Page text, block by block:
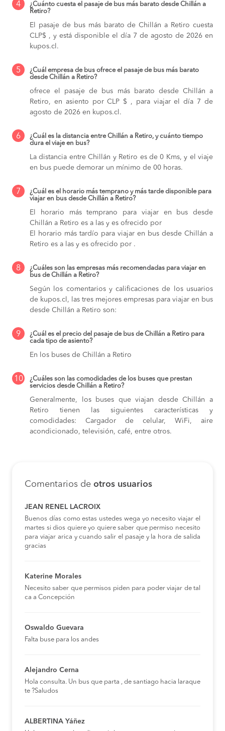
4
¿Cuánto cuesta el pasaje de bus más barato desde Chillán a
Retiro?
El pasaje de bus más barato de Chillán a Retiro cuesta
CLP$ , y está disponible el día 7 de agosto de 2026 en
kupos.cl.
5
¿Cuál empresa de bus ofrece el pasaje de bus más barato
desde Chillán a Retiro?
ofrece el pasaje de bus más barato desde Chillán a
Retiro, en asiento por CLP $ , para viajar el día 7 de
agosto de 2026 en kupos.cl.
6
¿Cuál es la distancia entre Chillán a Retiro, y cuánto tiempo
dura el viaje en bus?
La distancia entre Chillán y Retiro es de 0 Kms, y el viaje
en bus puede demorar un mínimo de 00 horas.
7
¿Cuál es el horario más temprano y más tarde disponible para
viajar en bus desde Chillán a Retiro?
El horario más temprano para viajar en bus desde
Chillán a Retiro es a las y es ofrecido por
El horario más tardío para viajar en bus desde Chillán a
Retiro es a las y es ofrecido por .
8
¿Cuáles son las empresas más recomendadas para viajar en
bus de Chillán a Retiro?
Según los comentarios y calificaciones de los usuarios
de kupos.cl, las tres mejores empresas para viajar en bus
desde Chillán a Retiro son:
9
¿Cuál es el precio del pasaje de bus de Chillán a Retiro para
cada tipo de asiento?
En los buses de Chillán a Retiro
10
¿Cuáles son las comodidades de los buses que prestan
servicios desde Chillán a Retiro?
Generalmente, los buses que viajan desde Chillán a
Retiro tienen las siguientes características y
comodidades: Cargador de celular, WiFi, aire
acondicionado, televisión, café, entre otros.
Comentarios de otros usuarios
JEAN RENEL LACROIX
Buenos días como estas ustedes wega yo necesito viajar el
martes si dios quiere yo quiere saber que permiso necesito
para viajar arica y cuando salir el pasaje y la hora de salida
gracias
Katerine Morales
Necesito saber que permisos piden para poder viajar de tal
ca a Concepción
Oswaldo Guevara
Falta buse para los andes
Alejandro Cerna
Hola consulta. Un bus que parta , de santiago hacia laraque
te ?Saludos
ALBERTINA Yáñez